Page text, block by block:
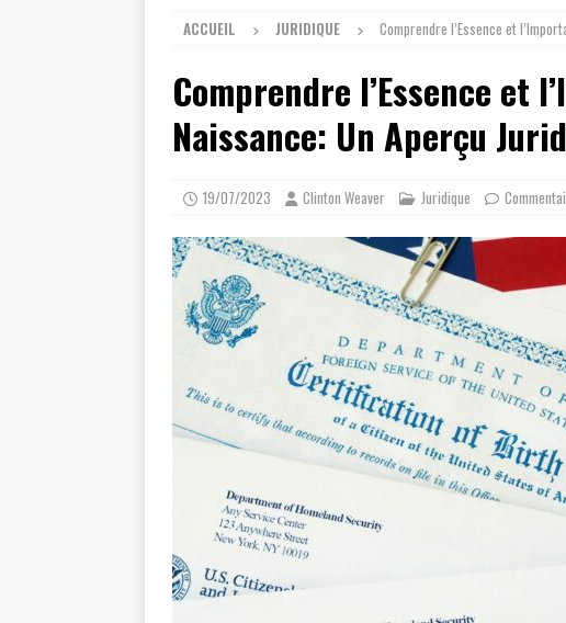
ACCUEIL JURIDIQUE Comprendre l’Essence et
Comprendre l’Essence et
Naissance: Un Aperçu
19/07/2023 Clinton Weaver Juridique